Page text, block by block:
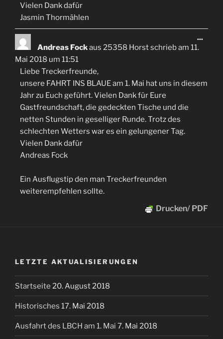
Vielen Dank dafür
Jasmin Thormählen
Andreas Fockaus 25358 Horstschrieb am 11.
Mai 2018 um 11:51
Liebe Treckerfreunde,
unsere FAHRT INS BLAUE am 1. Mai hat uns in diesem
Jahr zu Euch geführt. Vielen Dank für Eure
Gastfreundschaft, die gedeckten Tische und die
netten Stunden in geselliger Runde. Trotz des
schlechten Wetters war es ein gelungener Tag.
Vielen Dank dafür
Andreas Fock
Ein Ausflugstip den man Treckerfreunden
weiterempfehlen sollte.
...Diese
Drucken/ PDF
LETZTE AKTUALISIERUNGEN
Startseite 20. August 2018
Historisches 17. Mai 2018
Ausfahrt des LBCH am 1. Mai 7. Mai 2018